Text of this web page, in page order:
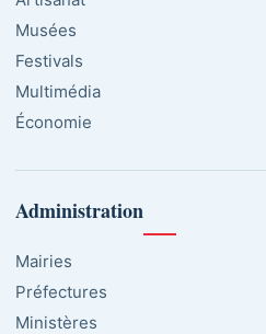
Musées
Festivals
Multimédia
Économie
Administration
Mairies
Préfectures
Ministères